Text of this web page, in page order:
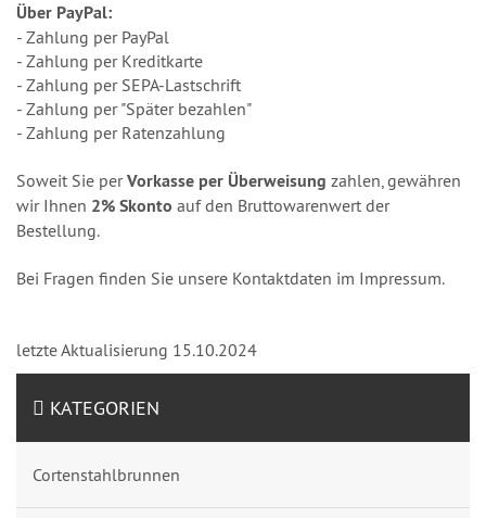
Über PayPal:
- Zahlung per PayPal
- Zahlung per Kreditkarte
- Zahlung per SEPA-Lastschrift
- Zahlung per "Später bezahlen"
- Zahlung per Ratenzahlung
Soweit Sie perVorkasse per Überweisung zahlen, gewähren
wir Ihnen 2% Skonto auf den Bruttowarenwert der
Bestellung.
Bei Fragen finden Sie unsere Kontaktdaten im Impressum.
letzte Aktualisierung 15.10.2024
KATEGORIEN
Cortenstahlbrunnen